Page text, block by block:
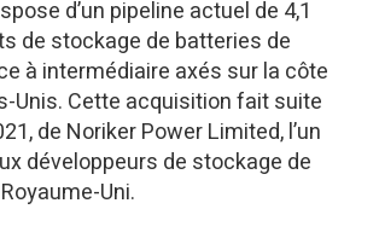
d’un pipeline actuel de 4,1
de stockage de batteries de
à intermédiaire axés sur la côte
Unis. Cette acquisition fait suite
de Noriker Power Limited, l’un
développeurs de stockage de
Uni.